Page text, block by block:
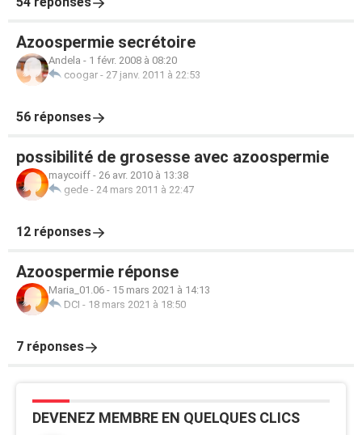
Azoospermie secrétoire
Andela - 1 févr. 2008 à 08:20
coogar - 27 janv. 2011 à 22:53
56 réponses
possibilité de grosesse avec azoospermie
maycoiff - 26 avr. 2010 à 13:38
gede - 24 mars 2011 à 22:47
12 réponses
Azoospermie réponse
Maria_01.06 - 15 mars 2021 à 14:13
DCI - 18 mars 2021 à 18:50
7 réponses
DEVENEZ MEMBRE EN QUELQUES CLICS